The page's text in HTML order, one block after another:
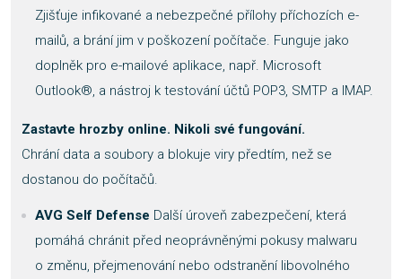
Zjišťuje infikované a nebezpečné přílohy příchozích e-
mailů, a brání jim v poškození počítače. Funguje jako
doplněk pro e-mailové aplikace, např. Microsoft
Outlook®, a nástroj k testování účtů POP3, SMTP a IMAP.
Zastavte hrozby online. Nikoli své fungování.
Chrání data a soubory a blokuje viry předtím, než se
dostanou do počítačů.
AVG Self Defense Další úroveň zabezpečení, která
pomáhá chránit před neoprávněnými pokusy malwaru
o změnu, přejmenování nebo odstranění libovolného